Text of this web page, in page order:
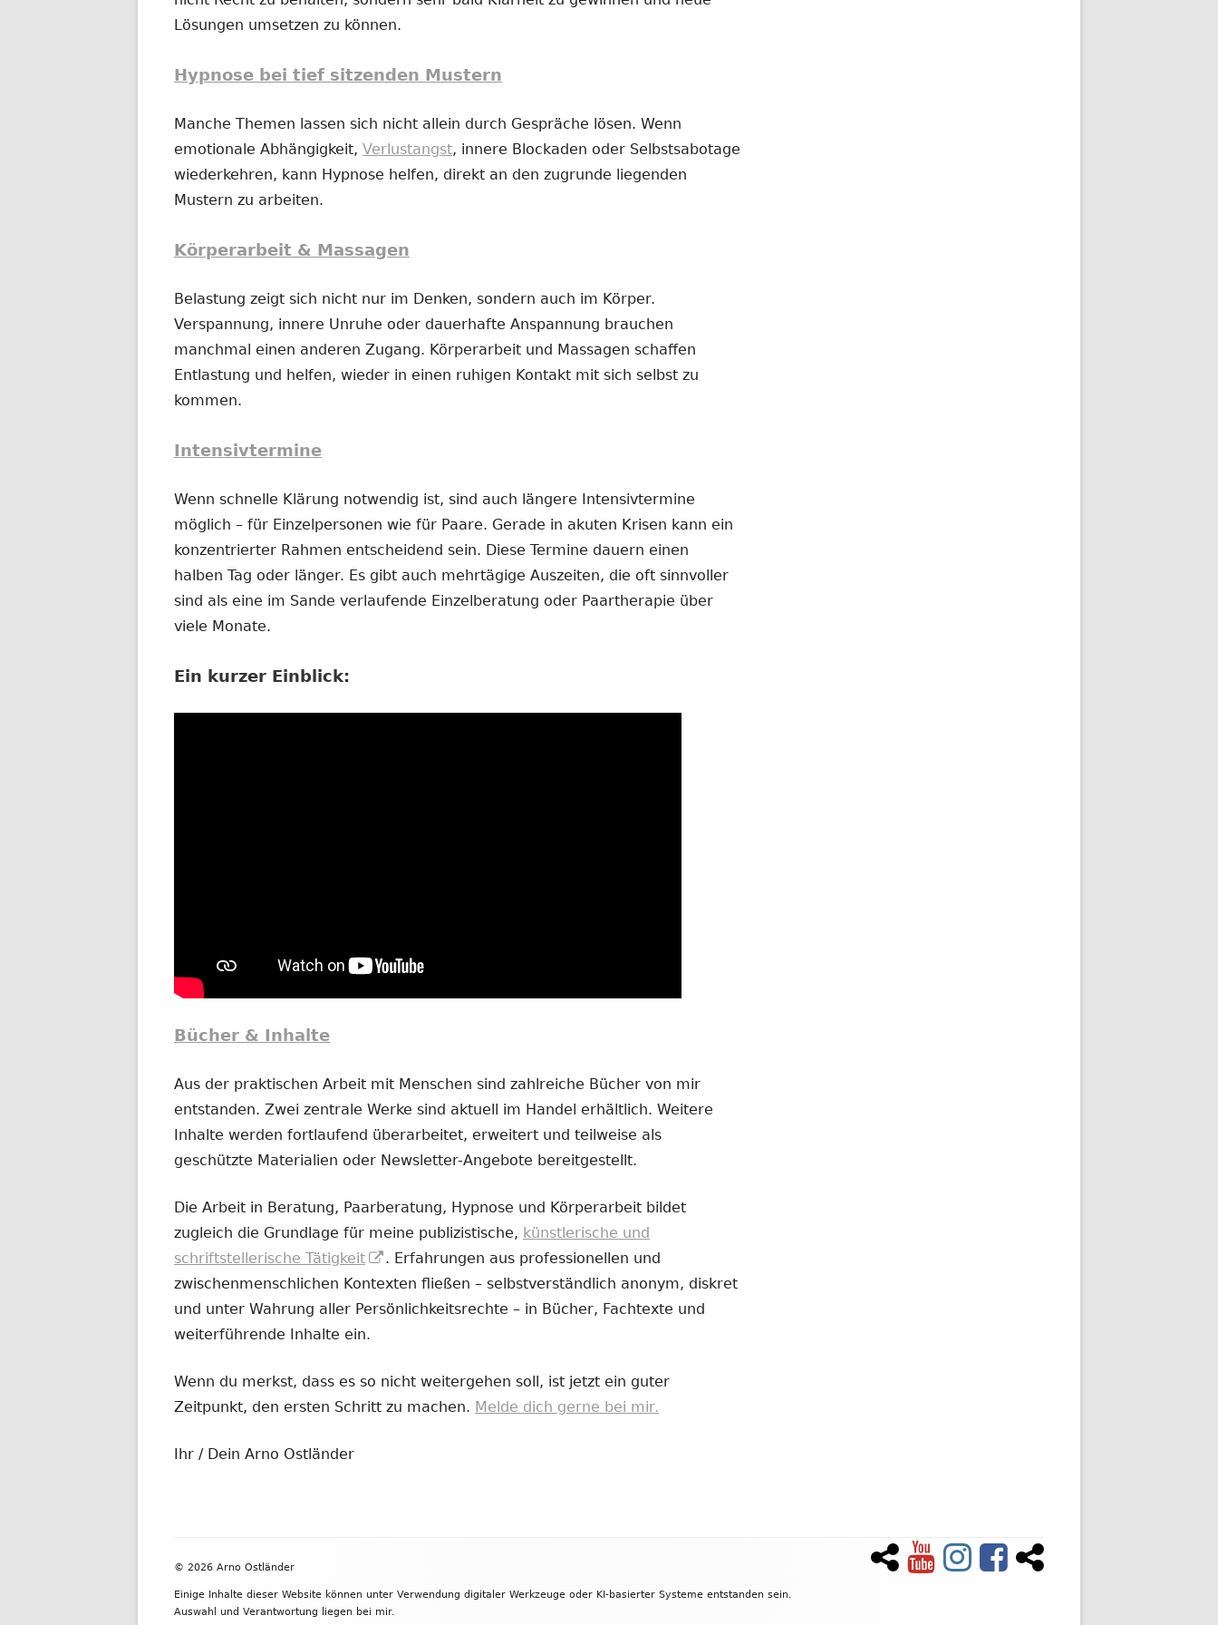
Lösungen umsetzen zu können.
Hypnose bei tief sitzenden Mustern
Manche Themen lassen sich nicht allein durch Gespräche lösen. Wenn
emotionale Abhängigkeit, Verlustangst, innere Blockaden oder Selbstsabotage
wiederkehren, kann Hypnose helfen, direkt an den zugrunde liegenden
Mustern zu arbeiten.
Körperarbeit & Massagen
Belastung zeigt sich nicht nur im Denken, sondern auch im Körper.
Verspannung, innere Unruhe oder dauerhafte Anspannung brauchen
manchmal einen anderen Zugang. Körperarbeit und Massagen schaffen
Entlastung und helfen, wieder in einen ruhigen Kontakt mit sich selbst zu
kommen.
Intensivtermine
Wenn schnelle Klärung notwendig ist, sind auch längere Intensivtermine
möglich – für Einzelpersonen wie für Paare. Gerade in akuten Krisen kann ein
konzentrierter Rahmen entscheidend sein. Diese Termine dauern einen
halben Tag oder länger. Es gibt auch mehrtägige Auszeiten, die oft sinnvoller
sind als eine im Sande verlaufende Einzelberatung oder Paartherapie über
viele Monate.
Ein kurzer Einblick:
Bücher & Inhalte
Aus der praktischen Arbeit mit Menschen sind zahlreiche Bücher von mir
entstanden. Zwei zentrale Werke sind aktuell im Handel erhältlich. Weitere
Inhalte werden fortlaufend überarbeitet, erweitert und teilweise als
geschützte Materialien oder Newsletter-Angebote bereitgestellt.
Die Arbeit in Beratung, Paarberatung, Hypnose und Körperarbeit bildet
zugleich die Grundlage für meine publizistische, künstlerische und
schriftstellerische Tätigkeit
In
neuem
Fenster
. Erfahrungen aus professionellen und
zwischenmenschlichen Kontexten fließen – selbstverständlich anonym, diskret
und unter Wahrung aller Persönlichkeitsrechte – in Bücher, Fachtexte und
weiterführende Inhalte ein.
Wenn du merkst, dass es so nicht weitergehen soll, ist jetzt ein guter
Zeitpunkt, den ersten Schritt zu machen. Melde dich gerne bei mir.
Ihr / Dein Arno Ostländer
Inhalt
© 2026 Arno Ostländer
Einige Inhalte dieser Website können unter Verwendung digitaler Werkzeuge oder KI-basierter Systeme entstanden sein.
Auswahl und Verantwortung liegen bei mir.
NewsletterYouTubeInstagramFacebookTiktok